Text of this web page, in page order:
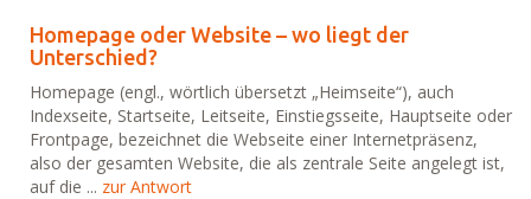
Homepage oder Website – wo liegt der
Unterschied?
Homepage (engl., wörtlich übersetzt „Heimseite“), auch
Indexseite, Startseite, Leitseite, Einstiegsseite, Hauptseite oder
Frontpage, bezeichnet die Webseite einer Internetpräsenz,
also der gesamten Website, die als zentrale Seite angelegt ist,
auf die ... zur Antwort